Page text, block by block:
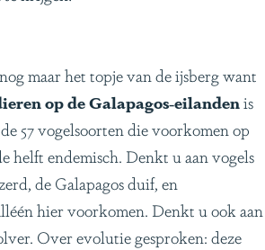
maar het topje van de ijsberg want
op de Galapagos-eilandenis
57 vogelsoorten die voorkomen op
helft endemisch. Denkt u aan vogels
de Galapagos duif, en
hier voorkomen. Denkt u ook aan
Over evolutie gesproken: deze